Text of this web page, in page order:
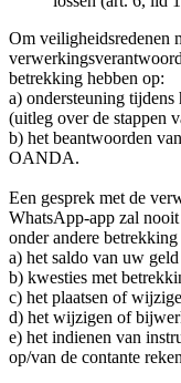
Om veiligheidsredenen
betrekking hebben op:
a) ondersteuning tijdens
(uitleg over de stappen
b) het beantwoorden
OANDA.
Een gesprek met de
WhatsApp-app zal
onder andere
a) het saldo van uw
b) kwesties met
c) het plaatsen of
d) het wijzigen of
e) het indienen van
op/van de contante